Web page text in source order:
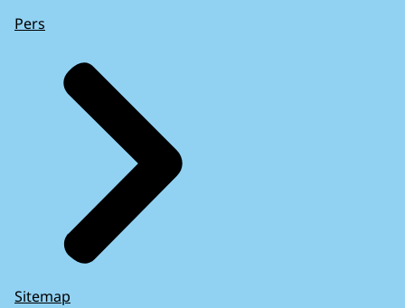
Pers
Sitemap